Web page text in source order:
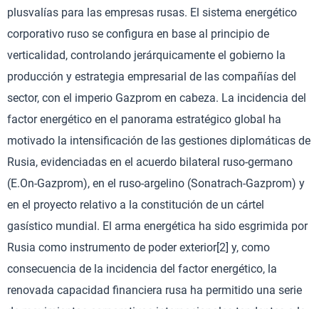
plusvalías para las empresas rusas. El sistema energético
corporativo ruso se configura en base al principio de
verticalidad, controlando jerárquicamente el gobierno la
producción y estrategia empresarial de las compañías del
sector, con el imperio Gazprom en cabeza. La incidencia del
factor energético en el panorama estratégico global ha
motivado la intensificación de las gestiones diplomáticas de
Rusia, evidenciadas en el acuerdo bilateral ruso-germano
(E.On-Gazprom), en el ruso-argelino (Sonatrach-Gazprom) y
en el proyecto relativo a la constitución de un cártel
gasístico mundial. El arma energética ha sido esgrimida por
Rusia como instrumento de poder exterior[2] y, como
consecuencia de la incidencia del factor energético, la
renovada capacidad financiera rusa ha permitido una serie